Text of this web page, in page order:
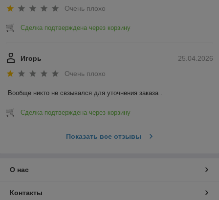
Очень плохо
Сделка подтверждена через корзину
25.04.2026
Игорь
Очень плохо
Вообще никто не свзывался для уточнения заказа .
Сделка подтверждена через корзину
Показать все отзывы
О нас
Контакты